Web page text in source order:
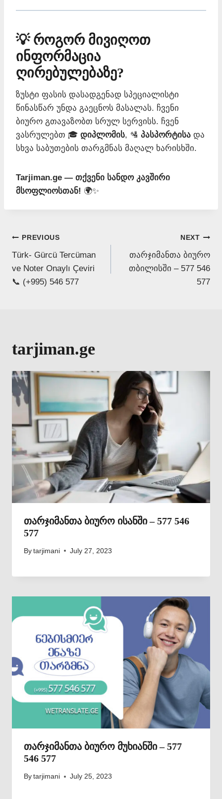
💡 როგორ მივიღოთ
ინფორმაცია
ღირებულებაზე?
ზუსტი ფასის დასადგენად სპეციალისტი
წინასწარ უნდა გაეცნოს მასალას. ჩვენი
ბიურო გთავაზობთ სრულ სერვისს. ჩვენ
ვასრულებთ 🎓 დიპლომის, 🛂 პასპორტისა და
სხვა საბუთების თარგმნას მაღალ ხარისხში.
Tarjiman.ge — თქვენი სანდო კავშირი
მსოფლიოსთან! 🌍✨
Post
navigation
PREVIOUS
Türk- Gürcü Tercüman
ve Noter Onaylı Çeviri
📞 (+995) 546 577
NEXT
თარჯიმანთა ბიურო
თბილისში – 577 546
577
tarjiman.ge
თარჯიმანთა ბიურო ისანში – 577 546
577
By tarjimani July 27, 2023
თარჯიმანთა ბიურო მუხიანში – 577
546 577
By tarjimani July 25, 2023